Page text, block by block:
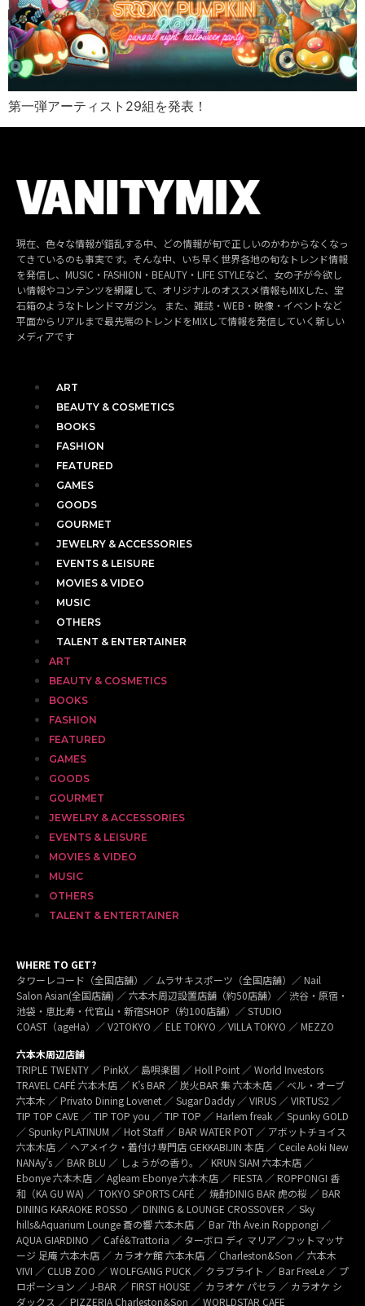
第一弾アーティスト29組を発表！
現在、色々な情報が錯乱する中、どの情報が旬で正しいのかわからなくなっ
てきているのも事実です。そんな中、いち早く世界各地の旬なトレンド情報
を発信し、MUSIC・FASHION・BEAUTY・LIFE STYLEなど、女の子が今欲し
い情報やコンテンツを網羅して、オリジナルのオススメ情報もMIXした、宝
石箱のようなトレンドマガジン。 また、雑誌・WEB・映像・イベントなど
平面からリアルまで最先端のトレンドをMIXして情報を発信していく新しい
メディアです
ART
BEAUTY & COSMETICS
BOOKS
FASHION
FEATURED
GAMES
GOODS
GOURMET
JEWELRY & ACCESSORIES
EVENTS & LEISURE
MOVIES & VIDEO
MUSIC
OTHERS
TALENT & ENTERTAINER
ART
BEAUTY & COSMETICS
BOOKS
FASHION
FEATURED
GAMES
GOODS
GOURMET
JEWELRY & ACCESSORIES
EVENTS & LEISURE
MOVIES & VIDEO
MUSIC
OTHERS
TALENT & ENTERTAINER
WHERE TO GET?
タワーレコード（全国店舗）／ ムラサキスポーツ（全国店舗）／ Nail
Salon Asian(全国店舗) ／ 六本木周辺設置店舗（約50店舗）／ 渋谷・原宿・
池袋・恵比寿・代官山・新宿SHOP（約100店舗）／ STUDIO
COAST（ageHa）／ V2TOKYO ／ ELE TOKYO ／VILLA TOKYO ／ MEZZO
六本木周辺店舗
TRIPLE TWENTY ／ PinkX／ 島唄楽園 ／ Holl Point ／ World Investors
TRAVEL CAFÉ 六本木店 ／ K’s BAR ／ 炭火BAR 集 六本木店 ／ ベル・オーブ
六本木 ／ Privato Dining Lovenet ／ Sugar Daddy ／ VIRUS ／ VIRTUS2 ／
TIP TOP CAVE ／ TIP TOP you ／ TIP TOP ／ Harlem freak ／ Spunky GOLD
／ Spunky PLATINUM ／ Hot Staff ／ BAR WATER POT ／ アボットチョイス
六本木店 ／ ヘアメイク・着付け専門店 GEKKABIJIN 本店 ／ Cecile Aoki New
NANAy’s ／ BAR BLU ／ しょうがの香り。／ KRUN SIAM 六本木店 ／
Ebonye 六本木店 ／ Agleam Ebonye 六本木店 ／ FIESTA ／ ROPPONGI 香
和（KA GU WA) ／ TOKYO SPORTS CAFÉ ／ 焼酎DINIG BAR 虎の桜 ／ BAR
DINING KARAOKE ROSSO ／ DINING & LOUNGE CROSSOVER ／ Sky
hills&Aquarium Lounge 蒼の響 六本木店 ／ Bar 7th Ave.in Roppongi ／
AQUA GIARDINO ／ Café&Trattoria ／ ターボロ ディ マリア／フットマッサ
ージ 足庵 六本木店 ／ カラオケ館 六本木店 ／ Charleston&Son ／ 六本木
VIVI ／ CLUB ZOO ／ WOLFGANG PUCK ／ クラブライト ／ Bar FreeLe ／ プ
ロポーション ／ J-BAR ／ FIRST HOUSE ／ カラオケ パセラ ／ カラオケ シ
ダックス ／ PIZZERIA Charleston&Son ／ WORLDSTAR CAFE